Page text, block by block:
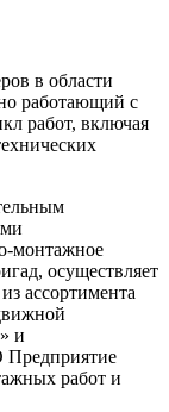
в области
работающий с
работ, включая
монтажное
осуществляет
ассортимента
и
работ и